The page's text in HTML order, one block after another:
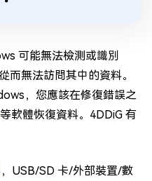
可能無法檢測或識別
而無法訪問其中的資料。
，您應該在修復錯誤之
等軟體恢復資料。4DDiG 有
，USB/SD 卡/外部裝置/數